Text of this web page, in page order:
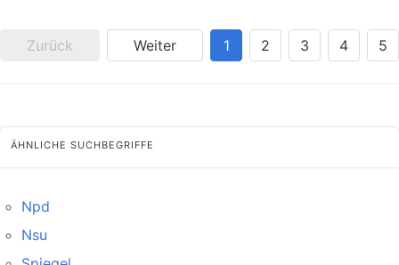
Zurück Weiter 1 2 3 4 5
ÄHNLICHE SUCHBEGRIFFE
Npd
Nsu